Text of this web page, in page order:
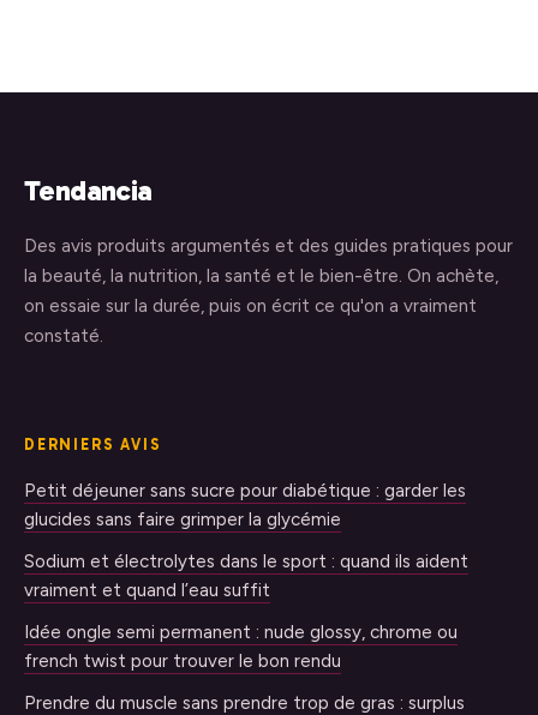
Tendancia
Des avis produits argumentés et des guides pratiques pour
la beauté, la nutrition, la santé et le bien-être. On achète,
on essaie sur la durée, puis on écrit ce qu'on a vraiment
constaté.
DERNIERS AVIS
Petit déjeuner sans sucre pour diabétique : garder les
glucides sans faire grimper la glycémie
Sodium et électrolytes dans le sport : quand ils aident
vraiment et quand l’eau suffit
Idée ongle semi permanent : nude glossy, chrome ou
french twist pour trouver le bon rendu
Prendre du muscle sans prendre trop de gras : surplus